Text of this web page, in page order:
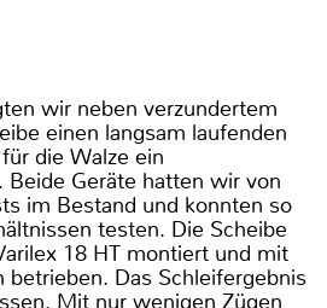
wir neben verzundertem
einen langsam laufenden
die Walze ein
Geräte hatten wir von
im Bestand und konnten so
testen. Die Scheibe
18 HT montiert und mit
betrieben. Das Schleifergebnis
Mit nur wenigen Zügen